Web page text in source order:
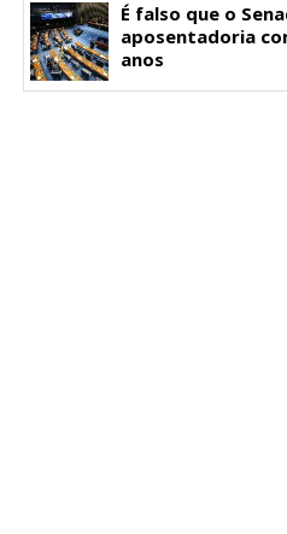
É falso que o
aposentadoria
anos